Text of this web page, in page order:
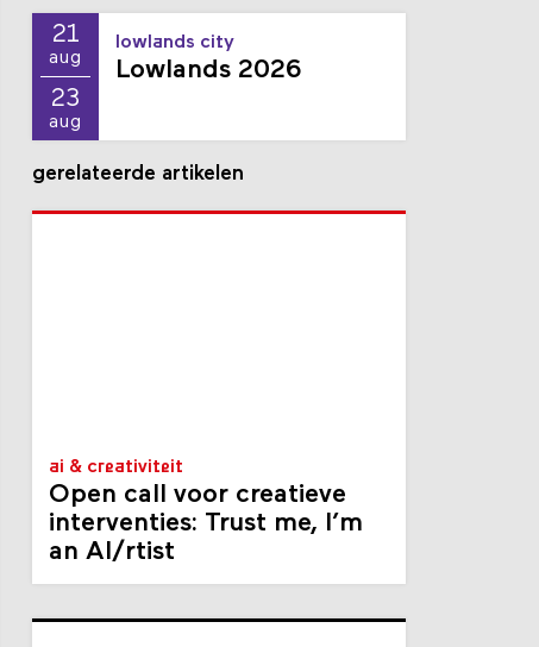
21
aug
23
aug
lowlands city
Lowlands 2026
gerelateerde artikelen
ai & creativiteit
Open call voor creatieve
interventies: Trust me, I’m
an AI/rtist